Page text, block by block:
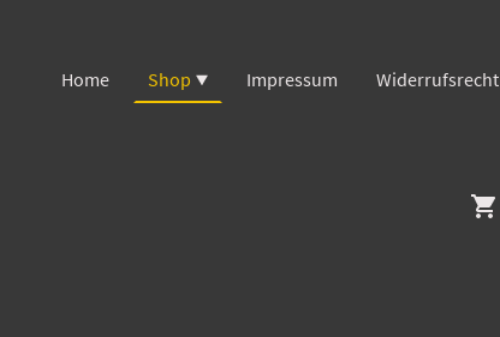
Home Shop Impressum Widerrufsrecht